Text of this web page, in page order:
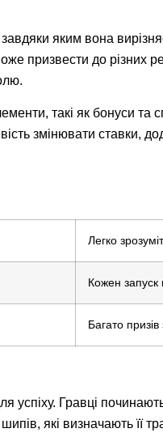
яким вона
призвести до різних
такі як бонуси та
змінювати ставки,
Легко
Кожен запуск
Багато
успіху. Гравці
які визначають